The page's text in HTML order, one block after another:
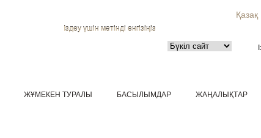
Қазақ
Іздеу үшін мәтінді енгізіңіз
ЖҰМЕКЕН ТУРАЛЫ БАСЫЛЫМДАР ЖАҢАЛЫҚТАР